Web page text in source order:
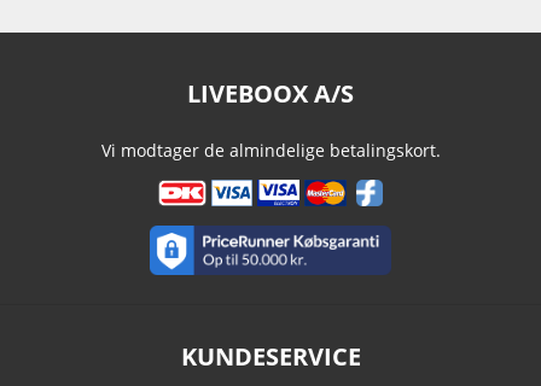
LIVEBOOX A/S
Vi modtager de almindelige betalingskort.
KUNDESERVICE